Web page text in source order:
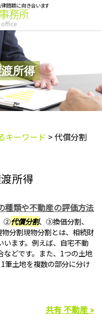
所得
問題に向き合います
務所
キーワード >代償分割
所得
種類や不動産の評価方法
②代償分割、③換価分割、
分割現物分割とは、相続財
います。例えば、自宅不動
などです。また、1つの土地
筆土地を複数の部分に分け
共有 不動産 »